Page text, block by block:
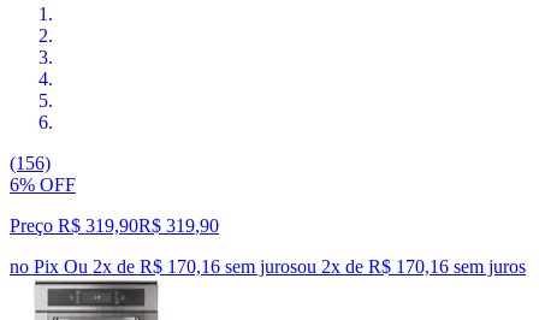
(156)
6% OFF
Preço R$ 319,90R$ 319,90
no Pix Ou 2x de R$ 170,16 sem jurosou 2x de R$ 170,16 sem juros